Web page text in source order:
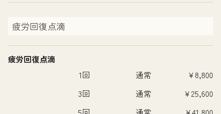
疲労回復点滴
疲労回復点滴
1回
通常
¥8,800
3回
通常
¥25,600